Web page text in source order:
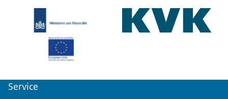
Service